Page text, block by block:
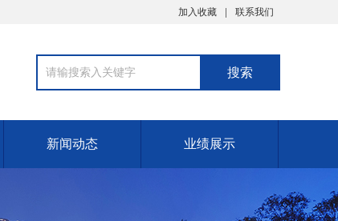
加入收藏 联系我们
新闻动态 业绩展示